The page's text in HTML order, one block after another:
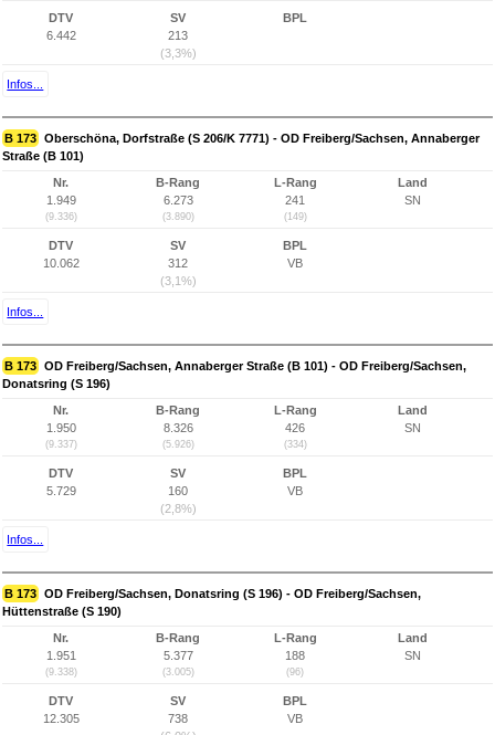
DTV
6.442
SV
213
(3,3%)
BPL
Infos...
B 173 Oberschöna, Dorfstraße (S 206/K 7771) - OD Freiberg/Sachsen, Annaberger
Straße (B 101)
Nr.
1.949
(9.336)
B-Rang
6.273
(3.890)
L-Rang
241
(149)
Land
SN
DTV
10.062
SV
312
(3,1%)
BPL
VB
Infos...
B 173 OD Freiberg/Sachsen, Annaberger Straße (B 101) - OD Freiberg/Sachsen,
Donatsring (S 196)
Nr.
1.950
(9.337)
B-Rang
8.326
(5.926)
L-Rang
426
(334)
Land
SN
DTV
5.729
SV
160
(2,8%)
BPL
VB
Infos...
B 173 OD Freiberg/Sachsen, Donatsring (S 196) - OD Freiberg/Sachsen,
Hüttenstraße (S 190)
Nr.
1.951
(9.338)
B-Rang
5.377
(3.005)
L-Rang
188
(96)
Land
SN
DTV
12.305
SV
738
BPL
VB